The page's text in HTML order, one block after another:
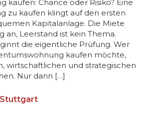
kaufen: Chance oder Risiko? Eine
zu kaufen klingt auf den ersten
Kapitalanlage. Die Miete
an, Leerstand ist kein Thema.
die eigentliche Prüfung. Wer
kaufen möchte,
wirtschaftlichen und strategischen
Nur dann […]
Stuttgart